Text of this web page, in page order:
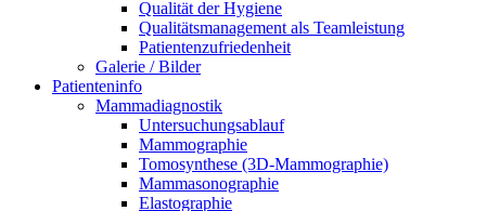
Qualität der Hygiene
Qualitätsmanagement als Teamleistung
Patientenzufriedenheit
Galerie / Bilder
Patienteninfo
Mammadiagnostik
Untersuchungsablauf
Mammographie
Tomosynthese (3D-Mammographie)
Mammasonographie
Elastographie